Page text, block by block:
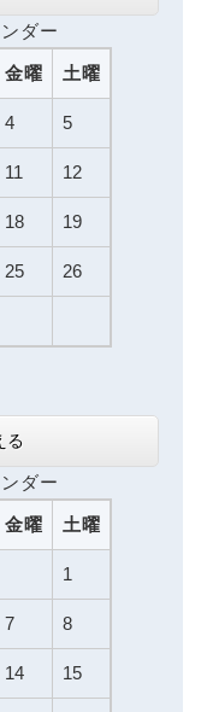
ダー
金曜 土曜
4 5
11 12
18 19
25 26
る
ダー
金曜 土曜
1
7 8
14 15